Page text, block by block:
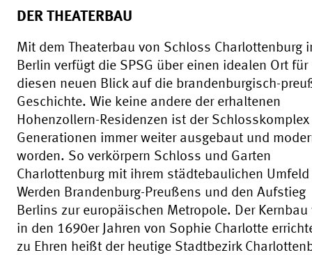
DER THEATERBAU
Mit dem Theaterbau von Schloss Charlottenburg
Berlin verfügt die SPSG über einen idealen Ort für
diesen neuen Blick auf die brandenburgisch-
Geschichte. Wie keine andere der erhaltenen
Hohenzollern-Residenzen ist der Schlosskomplex
Generationen immer weiter ausgebaut und
worden. So verkörpern Schloss und Garten
Charlottenburg mit ihrem städtebaulichen
Werden Brandenburg-Preußens und den Aufstieg
Berlins zur europäischen Metropole. Der Kernbau
in den 1690er Jahren von Sophie Charlotte
zu Ehren heißt der heutige Stadtbezirk